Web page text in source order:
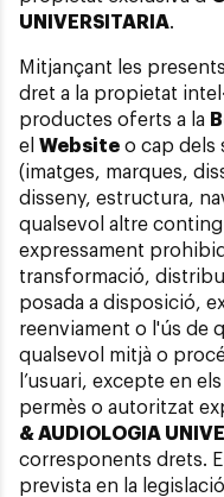
UNIVERSITARIA.
Mitjançant les presents
dret a la propietat
productes oferts a la
el Website o cap dels
(imatges, marques,
disseny, estructura,
qualsevol altre
expressament
transformació,
posada a disposició,
reenviament o l'ús de
qualsevol mitjà o
l’usuari, excepte en
permès o autoritzat
& AUDIOLOGIA
corresponents drets.
prevista en la